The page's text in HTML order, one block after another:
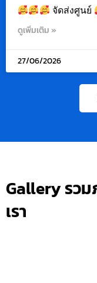
จัดส่งศูนย์
ดูเพิ่มเติม »
27/06/2026
Gallery รว
เรา